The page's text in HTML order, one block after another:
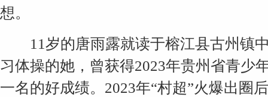
想。
11岁的唐雨露就读于榕江县古州镇
习体操的她，曾获得2023年贵州省青少
一名的好成绩。2023年“村超”火爆出圈